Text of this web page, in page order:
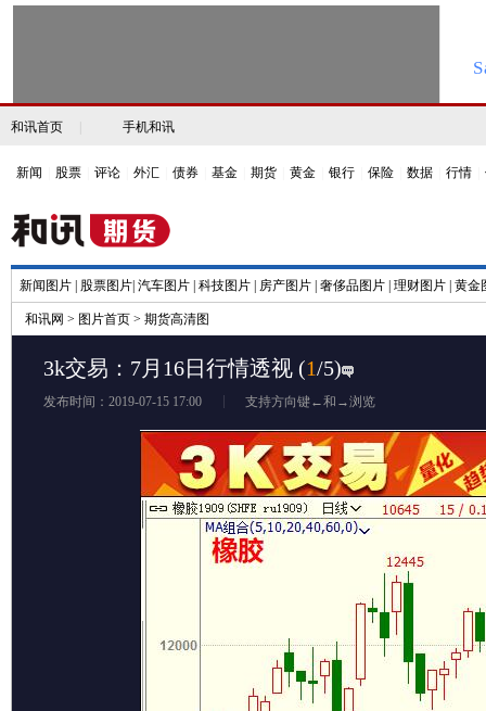
和讯首页 手机和讯
新闻 股票 评论 外汇 债券 基金 期货 黄金 银行 保险 数据 行情
新闻图片 股票图片 汽车图片 科技图片 房产图片 奢侈品图片 理财图片 黄金
和讯网 > 图片首页 > 期货高清图
3k交易：7月16日行情透视 (1/5)
发布时间：2019-07-15 17:00 支持方向键←和→浏览